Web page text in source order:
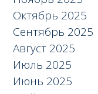
Октябрь 2025
Сентябрь 2025
Август 2025
Июль 2025
Июнь 2025